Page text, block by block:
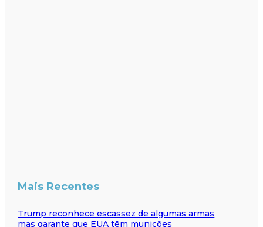
Mais Recentes
Trump reconhece escassez de algumas armas
mas garante que EUA têm munições